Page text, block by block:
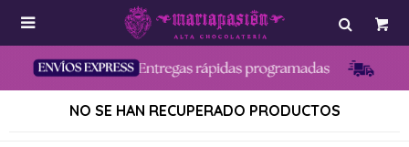

NO SE HAN RECUPERADO PRODUCTOS